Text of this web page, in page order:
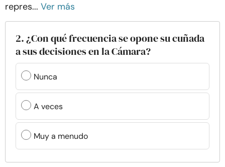
repres... Ver más
2. ¿Con qué frecuencia se opone su cuñada
a sus decisiones en la Cámara?
Nunca
A veces
Muy a menudo